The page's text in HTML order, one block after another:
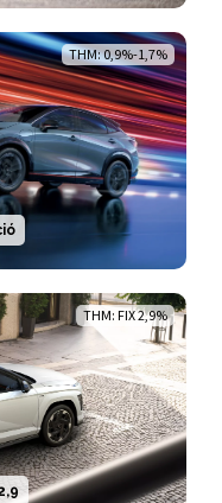
THM: 0,9%-1,7%
THM: FIX 2,9%